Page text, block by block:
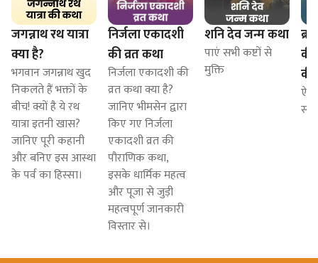
जगन्नाथ रथ यात्रा
क्या है?
भगवान जगन्नाथ खुद
निकलते हैं भक्तों के
बीच! क्यों है ये रथ
यात्रा इतनी खास?
जानिए पूरी कहानी
और बनिए इस आस्था
के पर्व का हिस्सा।
निर्जला एकादशी
की व्रत कथा
निर्जला एकादशी की
व्रत कथा क्या है?
जानिए भीमसेन द्वारा
किए गए निर्जला
एकादशी व्रत की
पौराणिक कथा,
इसके धार्मिक महत्व
और पूजा से जुड़ी
महत्वपूर्ण जानकारी
विस्तार से।
शनि देव जन्म कथा
पाएं सभी कष्टों से
मुक्ति
की
की
ऐसे